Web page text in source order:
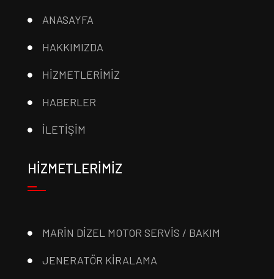
ANASAYFA
HAKKIMIZDA
HİZMETLERİMİZ
HABERLER
İLETİŞİM
HİZMETLERİMİZ
MARİN DİZEL MOTOR SERVİS / BAKIM
JENERATÖR KİRALAMA